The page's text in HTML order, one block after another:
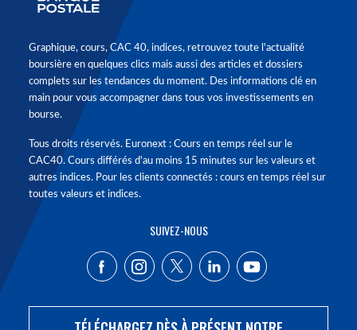
Graphique, cours, CAC 40, indices, retrouvez toute l'actualité
boursière en quelques clics mais aussi des articles et dossiers
complets sur les tendances du moment. Des informations clé en
main pour vous accompagner dans tous vos investissements en
bourse.
Tous droits réservés. Euronext : Cours en temps réel sur le
CAC40. Cours différés d'au moins 15 minutes sur les valeurs et
autres indices. Pour les clients connectés : cours en temps réel sur
toutes valeurs et indices.
SUIVEZ-NOUS